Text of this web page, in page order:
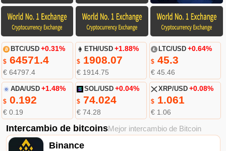
BTC/USD +0.31%
$64571.4
€ 64797.4
ETH/USD +1.88%
$ 1908.07
€ 1914.75
LTC/USD +0.64%
$45.3
€ 45.46
ADA/USD +1.48%
$0.192
€ 0.19
SOL/USD +0.04%
$ 74.024
€ 74.28
XRP/USD +0.08%
$1.061
€ 1.06
Intercambio de bitcoinsMejor intercambio de Bitcoin
Binance